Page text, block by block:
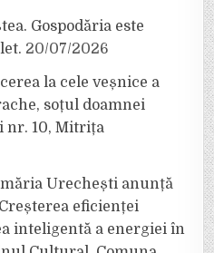
Gospodăria este
20/07/2026
la cele veșnice a
soțul doamnei
nr. 10, Mitrița
Urechești anunță
eficienței
inteligentă a energiei în